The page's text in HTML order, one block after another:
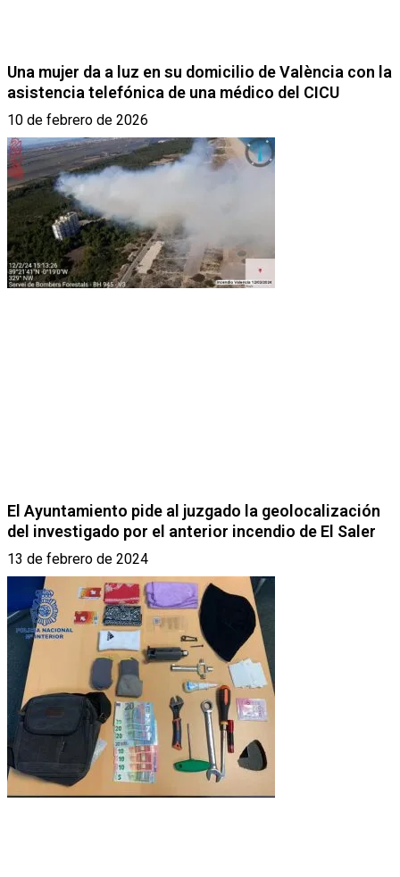
Una mujer da a luz en su domicilio de València con la
asistencia telefónica de una médico del CICU
10 de febrero de 2026
El Ayuntamiento pide al juzgado la geolocalización
del investigado por el anterior incendio de El Saler
13 de febrero de 2024